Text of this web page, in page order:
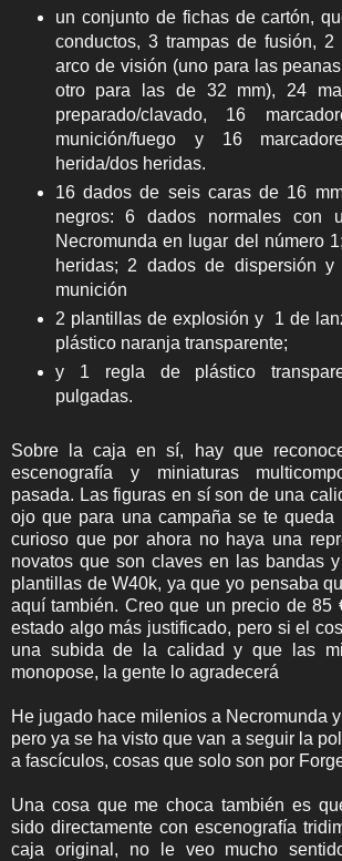
un conjunto de fichas de cartón,
conductos, 3 trampas de fusión, 2
arco de visión (uno para las
otro para las de 32 mm), 24
preparado/clavado, 16
munición/fuego y 16
herida/dos heridas.
16 dados de seis caras de 16
negros: 6 dados normales con
Necromunda en lugar del número
heridas; 2 dados de dispersión
munición
2 plantillas de explosión y 1 de
plástico naranja transparente;
y 1 regla de plástico
pulgadas.
Sobre la caja en sí, hay que
escenografía y miniaturas
pasada. Las figuras en sí son de una
ojo que para una campaña se te queda
curioso que por ahora no haya una
novatos que son claves en las bandas
plantillas de W40k, ya que yo pensaba
aquí también. Creo que un precio de 85
estado algo más justificado, pero si el
una subida de la calidad y que las
monopose, la gente lo agradecerá
He jugado hace milenios a Necromunda
pero ya se ha visto que van a seguir la
a fascículos, cosas que solo son por
Una cosa que me choca también es
sido directamente con escenografía
caja original, no le veo mucho